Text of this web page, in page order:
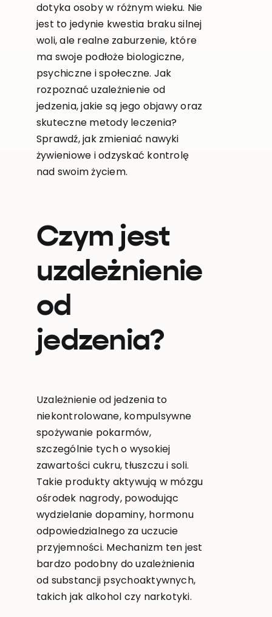
dotyka osoby w różnym wieku. Nie
jest to jedynie kwestia braku silnej
woli, ale realne zaburzenie, które
ma swoje podłoże biologiczne,
psychiczne i społeczne. Jak
rozpoznać uzależnienie od
jedzenia, jakie są jego objawy oraz
skuteczne metody leczenia?
Sprawdź, jak zmieniać nawyki
żywieniowe i odzyskać kontrolę
nad swoim życiem.
Czym jest
uzależnienie
od
jedzenia?
Uzależnienie od jedzenia to
niekontrolowane, kompulsywne
spożywanie pokarmów,
szczególnie tych o wysokiej
zawartości cukru, tłuszczu i soli.
Takie produkty aktywują w mózgu
ośrodek nagrody, powodując
wydzielanie dopaminy, hormonu
odpowiedzialnego za uczucie
przyjemności. Mechanizm ten jest
bardzo podobny do uzależnienia
od substancji psychoaktywnych,
takich jak alkohol czy narkotyki.